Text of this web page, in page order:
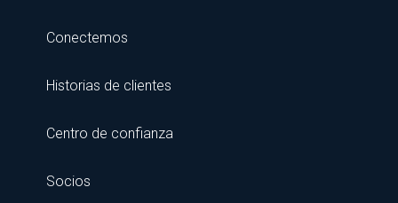
Conectemos
Historias de clientes
Centro de confianza
Socios